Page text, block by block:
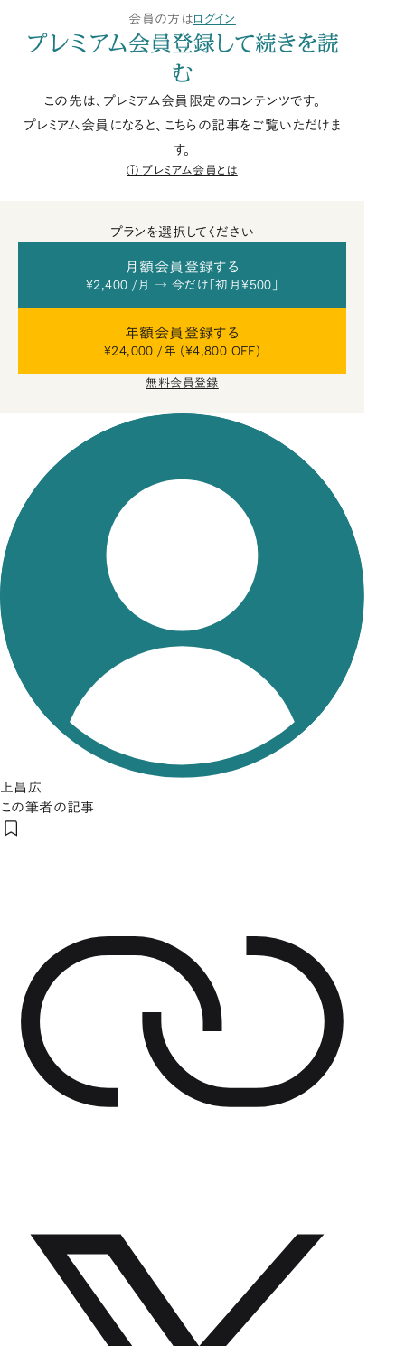
会員の方はログイン
プレミアム会員登録して続きを読
む
この先は、プレミアム会員限定のコンテンツです。
プレミアム会員になると、こちらの記事をご覧いただけま
す。
プレミアム会員とは
プランを選択してください
月額会員登録する
¥2,400 /月 → 今だけ「初月¥500」
年額会員登録する
¥24,000 /年 (¥4,800 OFF)
無料会員登録
上昌広
この筆者の記事